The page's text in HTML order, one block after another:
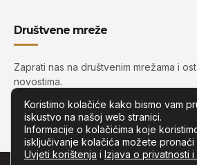
Društvene mreže
Zaprati nas na društvenim mrežama i
novostima.
Koristimo kolačiće kako bismo vam
iskustvo na našoj web stranici.
Informacije o kolačićima koje
isključivanje kolačića možete pronaći
Uvjeti korištenja i Izjava o privatnosti